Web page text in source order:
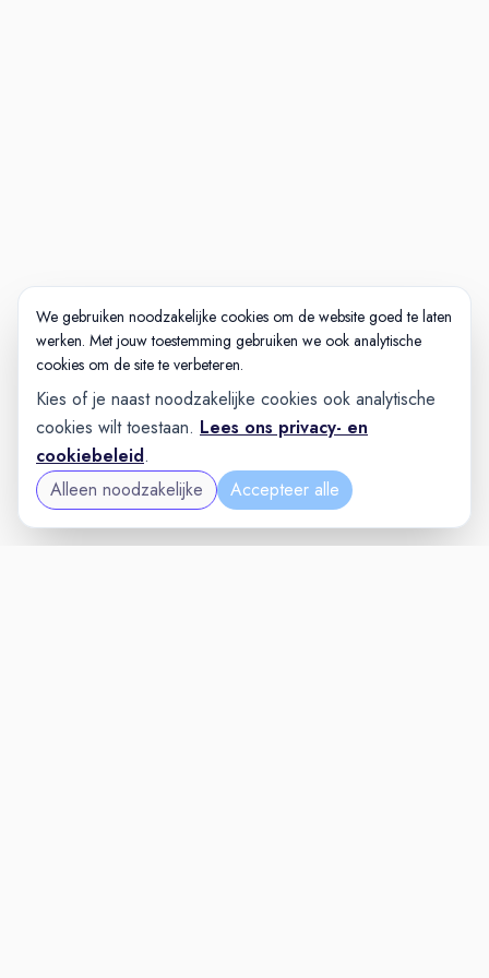
Wil jij meebouwen aan onze
superjachten? Bekijk ook onze
andere vacatures.
We gebruiken noodzakelijke cookies om de website goed te laten
werken. Met jouw toestemming gebruiken we ook analytische
cookies om de site te verbeteren.
Kies of je naast noodzakelijke cookies ook analytische
cookies wilt toestaan. Lees ons privacy- en
cookiebeleid.
Alleen noodzakelijke
Accepteer alle